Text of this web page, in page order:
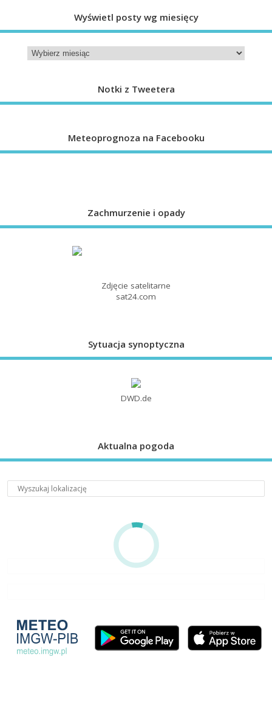
Wyświetl posty wg miesięcy
Notki z Tweetera
Meteoprognoza na Facebooku
Zachmurzenie i opady
Zdjęcie satelitarne
sat24.com
Sytuacja synoptyczna
DWD.de
Aktualna pogoda